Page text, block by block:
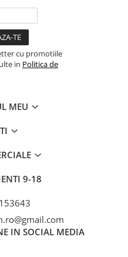
cu promotiile
in Politica de
MEU
9-18
IN SOCIAL MEDIA